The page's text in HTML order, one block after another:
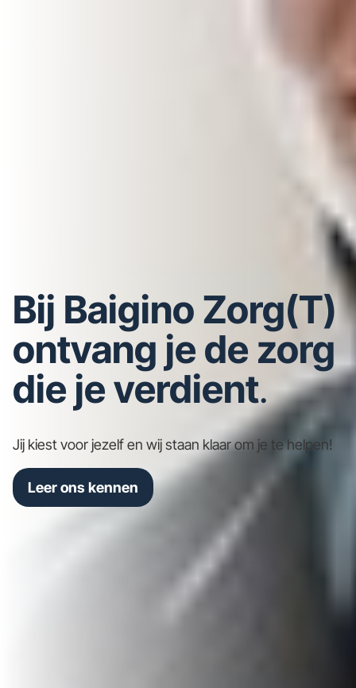
Bij Baigino Zorg(T)
ontvang je de zorg
die je verdient.
Jij kiest voor jezelf en wij staan klaar om je te helpen!
Leer ons kennen